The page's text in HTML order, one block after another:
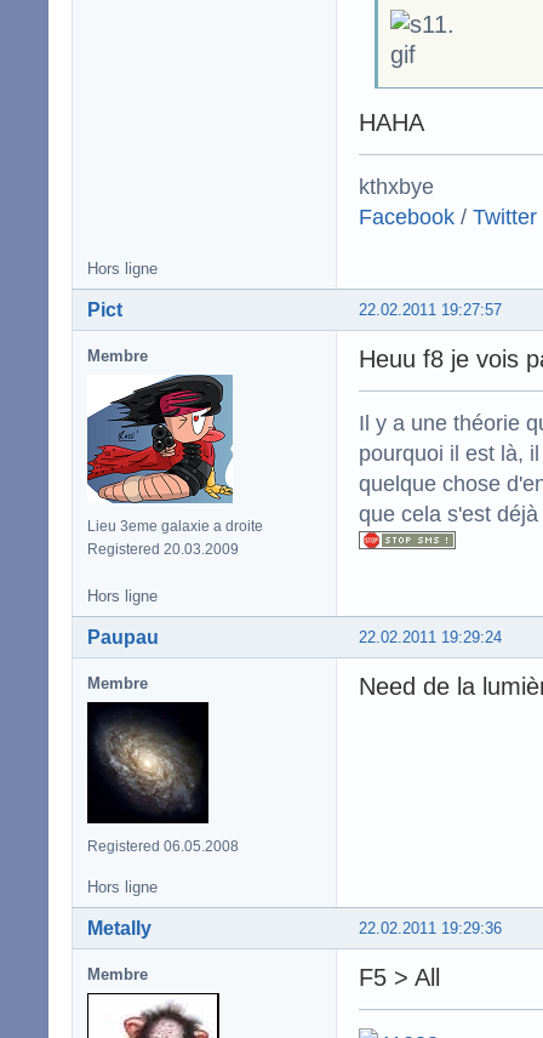
HAHA
kthxbye
Facebook / Twitter
Hors ligne
22.02.2011 19:27:57
Pict
Membre
Lieu 3eme galaxie a droite
Registered 20.03.2009
Heuu f8 je vois
Il y a une théorie
pourquoi il est là,
quelque chose
que cela s'est
Hors ligne
22.02.2011 19:29:24
Paupau
Membre
Registered 06.05.2008
Need de la
Hors ligne
22.02.2011 19:29:36
Metally
Membre F5 > All